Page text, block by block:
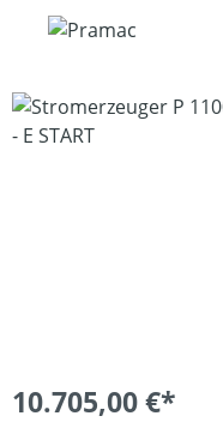
Bildergalerie
10.705,00 €*